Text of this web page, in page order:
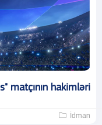
matçının hakimləri
İdman